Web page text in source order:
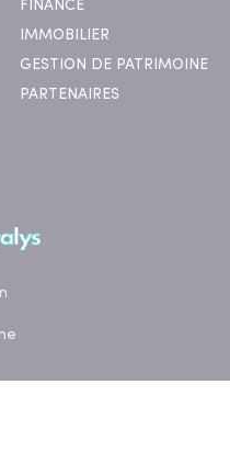
FINANCE
IMMOBILIER
GESTION DE PATRIMOINE
PARTENAIRES